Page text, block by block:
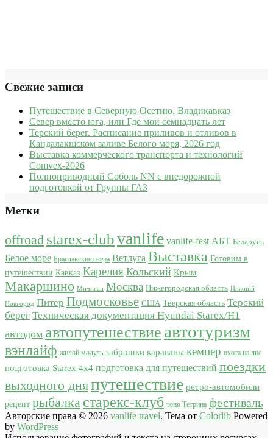
Свежие записи
Путешествие в Северную Осетию. Владикавказ
Север вместо юга, или Где мои семнадцать лет
Терский берег. Расписание приливов и отливов в
Кандалакшском заливе Белого моря, 2026 год
Выставка коммерческого транспорта и технологий
Comvex-2026
Полноприводный Соболь NN с внедорожной
подготовкой от Группы ГАЗ
Метки
offroad starex-clubvanlife vanlife-fest АБТ Беларусь
Белое море Браславские озера Ветлуга Выставка Готовим в
путешествии Кавказ Карелия Кольский Крым
Макаршино Мичиган Москва Нижегородская область Нижний
Новгород Питер Подмосковье США Тверская область Терский
берег Техническая документация Hyundai Starex/H1
автодом автопутешествие автотуризм
вэнлайф жилой модуль заброшки караваны кемпер охота на лис
подготовка Starex 4x4 подготовка для путешествий поездки
выходного дняпутешествие ретро-автомобили
рецепт рыбалка старекс-клуб тоня Тетрина фестиваль
Авторские права © 2026 vanlife travel. Тема от Colorlib Powered
by WordPress